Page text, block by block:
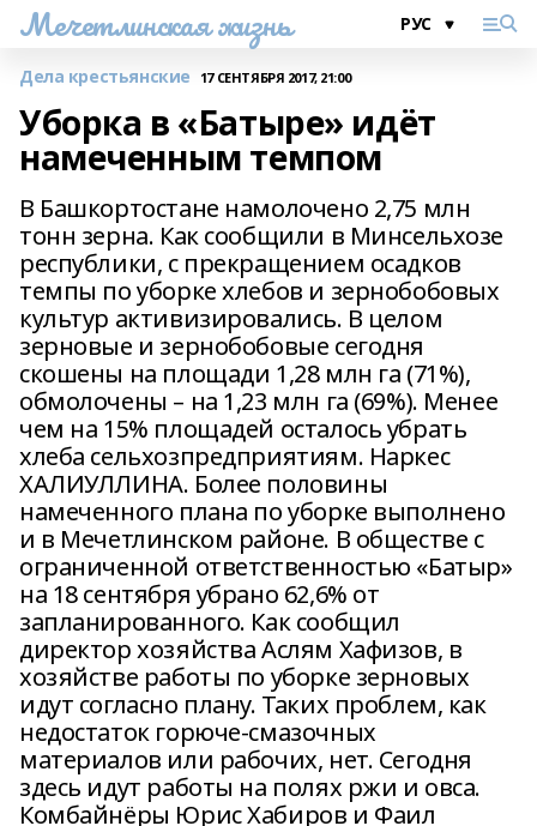
Мечетлинская жизнь
Дела крестьянские 17 СЕНТЯБРЯ 2017, 21:00
Уборка в «Батыре» идёт
намеченным темпом
В Башкортостане намолочено 2,75 млн
тонн зерна. Как сообщили в Минсельхозе
республики, с прекращением осадков
темпы по уборке хлебов и зернобобовых
культур активизировались. В целом
зерновые и зернобобовые сегодня
скошены на площади 1,28 млн га (71%),
обмолочены – на 1,23 млн га (69%). Менее
чем на 15% площадей осталось убрать
хлеба сельхозпредприятиям. Наркес
ХАЛИУЛЛИНА. Более половины
намеченного плана по уборке выполнено
и в Мечетлинском районе. В обществе с
ограниченной ответственностью «Батыр»
на 18 сентября убрано 62,6% от
запланированного. Как сообщил
директор хозяйства Аслям Хафизов, в
хозяйстве работы по уборке зерновых
идут согласно плану. Таких проблем, как
недостаток горюче-смазочных
материалов или рабочих, нет. Сегодня
здесь идут работы на полях ржи и овса.
Комбайнёры Юрис Хабиров и Фаил